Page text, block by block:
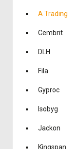
A Trading
Cembrit
DLH
Fila
Gyproc
Isobyg
Jackon
Kingspan